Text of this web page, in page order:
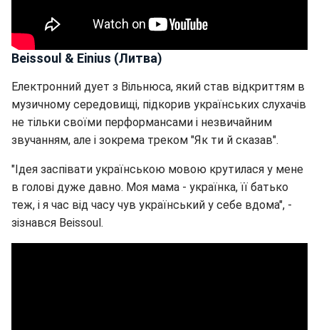
Beissoul & Einius (Литва)
Електронний дует з Вільнюса, який став відкриттям в
музичному середовищі, підкорив українських слухачів
не тільки своїми перформансами і незвичайним
звучанням, але і зокрема треком "Як ти й сказав".
"Ідея заспівати українською мовою крутилася у мене
в голові дуже давно. Моя мама - українка, її батько
теж, і я час від часу чув український у себе вдома", -
зізнався Beissoul.